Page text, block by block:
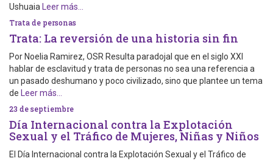
Ushuaia Leer más…
Trata de personas
Trata: La reversión de una historia sin fin
Por Noelia Ramirez, OSR Resulta paradojal que en el siglo XXI
hablar de esclavitud y trata de personas no sea una referencia a
un pasado deshumano y poco civilizado, sino que plantee un tema
de Leer más…
23 de septiembre
Día Internacional contra la Explotación
Sexual y el Tráfico de Mujeres, Niñas y Niños
El Día Internacional contra la Explotación Sexual y el Tráfico de